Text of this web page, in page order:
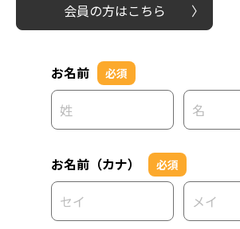
会員の方はこちら
お名前 必須
お名前（カナ） 必須